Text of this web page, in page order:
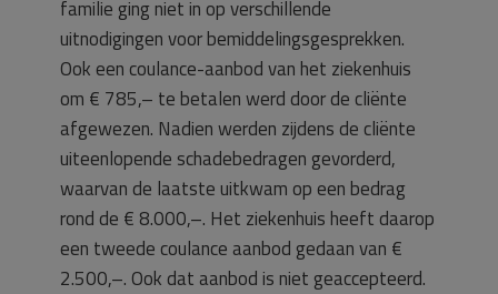
familie ging niet in op verschillende
uitnodigingen voor bemiddelingsgesprekken.
Ook een coulance-aanbod van het ziekenhuis
om € 785,– te betalen werd door de cliënte
afgewezen. Nadien werden zijdens de cliënte
uiteenlopende schadebedragen gevorderd,
waarvan de laatste uitkwam op een bedrag
rond de € 8.000,–. Het ziekenhuis heeft daarop
een tweede coulance aanbod gedaan van €
2.500,–. Ook dat aanbod is niet geaccepteerd.